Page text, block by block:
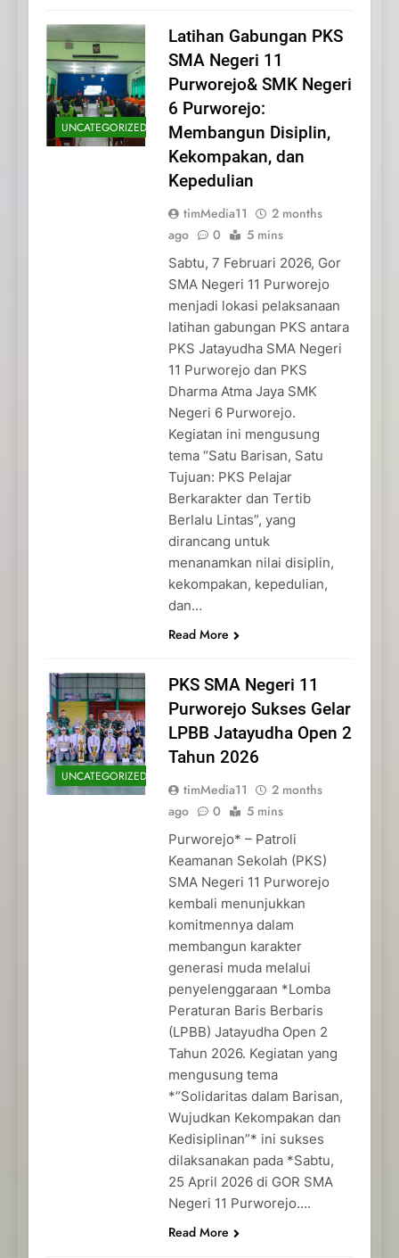
UNCATEGORIZED
Latihan Gabungan PKS
SMA Negeri 11
Purworejo& SMK Negeri
6 Purworejo:
Membangun Disiplin,
Kekompakan, dan
Kepedulian
timMedia11
2 months
ago
0 5 mins
Sabtu, 7 Februari 2026, Gor
SMA Negeri 11 Purworejo
menjadi lokasi pelaksanaan
latihan gabungan PKS antara
PKS Jatayudha SMA Negeri
11 Purworejo dan PKS
Dharma Atma Jaya SMK
Negeri 6 Purworejo.
Kegiatan ini mengusung
tema “Satu Barisan, Satu
Tujuan: PKS Pelajar
Berkarakter dan Tertib
Berlalu Lintas”, yang
dirancang untuk
menanamkan nilai disiplin,
kekompakan, kepedulian,
dan…
Read More
UNCATEGORIZED
PKS SMA Negeri 11
Purworejo Sukses Gelar
LPBB Jatayudha Open 2
Tahun 2026
timMedia11
2 months
ago
0 5 mins
Purworejo* – Patroli
Keamanan Sekolah (PKS)
SMA Negeri 11 Purworejo
kembali menunjukkan
komitmennya dalam
membangun karakter
generasi muda melalui
penyelenggaraan *Lomba
Peraturan Baris Berbaris
(LPBB) Jatayudha Open 2
Tahun 2026. Kegiatan yang
mengusung tema
*”Solidaritas dalam Barisan,
Wujudkan Kekompakan dan
Kedisiplinan”* ini sukses
dilaksanakan pada *Sabtu,
25 April 2026 di GOR SMA
Negeri 11 Purworejo….
Read More